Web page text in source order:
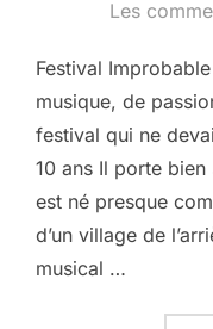
Les
Festival
musique, de
festival qui ne
10 ans Il porte
est né presque
d’un village de
musical …